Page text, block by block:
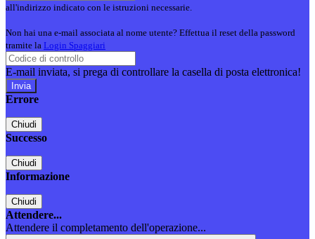
all'indirizzo indicato con le istruzioni necessarie.
Non hai una e-mail associata al nome utente? Effettua il reset della password
tramite la Login Spaggiari
E-mail inviata, si prega di controllare la casella di posta elettronica!
Errore
Chiudi
Successo
Chiudi
Informazione
Chiudi
Attendere...
Attendere il completamento dell'operazione...